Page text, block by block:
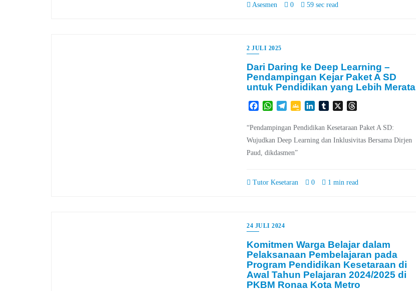
Asesmen 0 59 sec read
2 JULI 2025
Dari Daring ke Deep Learning –
Pendampingan Kejar Paket A SD
untuk Pendidikan yang Lebih Merata
FacebookWhatsApp
TelegramGoogleLinkedInTumblr
X
“Pendampingan Pendidikan Kesetaraan Paket A SD:
Wujudkan Deep Learning dan Inklusivitas Bersama Dirjen
Paud, dikdasmen”
Tutor Kesetaran 0 1 min read
24 JULI 2024
Komitmen Warga Belajar dalam
Pelaksanaan Pembelajaran pada
Program Pendidikan Kesetaraan di
Awal Tahun Pelajaran 2024/2025 di
PKBM Ronaa Kota Metro